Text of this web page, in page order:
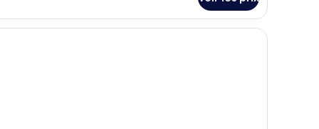
une table basse en verre, un téléviseur et un coin repas avec des